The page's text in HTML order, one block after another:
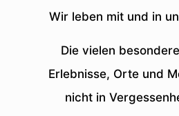
Wir leben mit und in
Die vielen
Erlebnisse, Orte und
nicht in